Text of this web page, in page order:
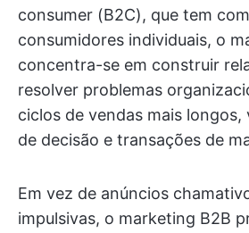
consumer (B2C), que tem
consumidores individuais, o
concentra-se em construir
resolver problemas
ciclos de vendas mais
de decisão e transações de
Em vez de anúncios
impulsivas, o marketing B2B